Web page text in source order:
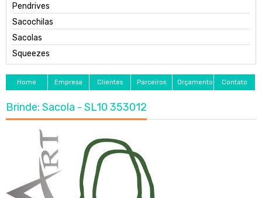
Pendrives
Sacochilas
Sacolas
Squeezes
Home Empresa Clientes Parceiros Orçamento Contato
Brinde: Sacola - SL10 353012